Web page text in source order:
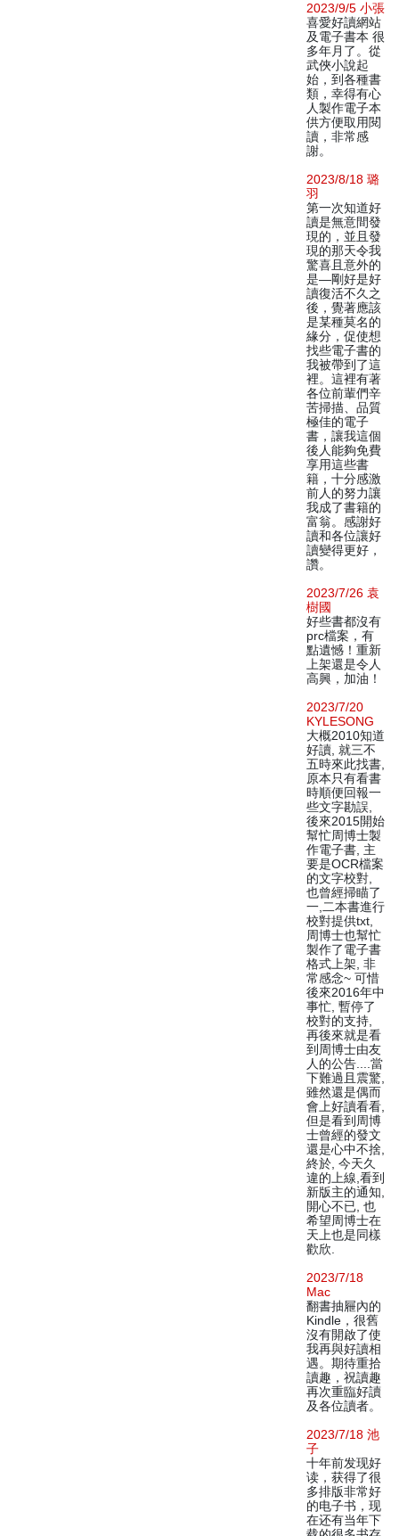
2023/9/5 小張
喜愛好讀網站
及電子書本 很
多年月了。從
武俠小說起
始，到各種書
類，幸得有心
人製作電子本
供方便取用閱
讀，非常感
謝。
2023/8/18 璐
羽
第一次知道好
讀是無意間發
現的，並且發
現的那天令我
驚喜且意外的
是—剛好是好
讀復活不久之
後，覺著應該
是某種莫名的
緣分，促使想
找些電子書的
我被帶到了這
裡。這裡有著
各位前輩們辛
苦掃描、品質
極佳的電子
書，讓我這個
後人能夠免費
享用這些書
籍，十分感激
前人的努力讓
我成了書籍的
富翁。感謝好
讀和各位讓好
讀變得更好，
讚。
2023/7/26 袁
樹國
好些書都沒有
prc檔案，有
點遺憾！重新
上架還是令人
高興，加油！
2023/7/20
KYLESONG
大概2010知道
好讀, 就三不
五時來此找書,
原本只有看書
時順便回報一
些文字勘誤,
後來2015開始
幫忙周博士製
作電子書, 主
要是OCR檔案
的文字校對,
也曾經掃瞄了
一,二本書進行
校對提供txt,
周博士也幫忙
製作了電子書
格式上架, 非
常感念~ 可惜
後來2016年中
事忙, 暫停了
校對的支持,
再後來就是看
到周博士由友
人的公告....當
下難過且震驚,
雖然還是偶而
會上好讀看看,
但是看到周博
士曾經的發文
還是心中不捨,
終於, 今天久
違的上線,看到
新版主的通知,
開心不已, 也
希望周博士在
天上也是同樣
歡欣.
2023/7/18
Mac
翻書抽屜內的
Kindle，很舊
沒有開啟了使
我再與好讀相
遇。期待重拾
讀趣，祝讀趣
再次重臨好讀
及各位讀者。
2023/7/18 池
子
十年前发现好
读，获得了很
多排版非常好
的电子书，现
在还有当年下